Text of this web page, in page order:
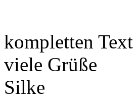
kompletten
viele Grüße
Silke